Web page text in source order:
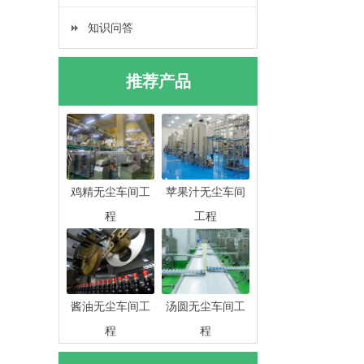
知识问答
推荐产品
鸡精无尘车间工
程
苹果汁无尘车间
工程
酱油无尘车间工
程
汤圆无尘车间工
程